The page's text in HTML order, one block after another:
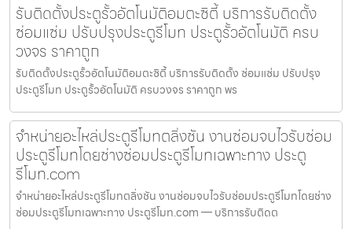
รับติดตั้งประตูรั้วอัตโนมัติอมตะซิตี้ บริการรับติดตั้ง
ซ่อมแซ่ม ปรับปรุงประตูรีโมท ประตูรั้วอัตโนมัติ ครบ
วงจร ราคาถูก
รับติดตั้งประตูรั้วอัตโนมัติอมตะซิตี้ บริการรับติดตั้ง ซ่อมแซ่ม ปรับปรุง
ประตูรีโมท ประตูรั้วอัตโนมัติ ครบวงจร ราคาถูก พร
จำหน่ายอะไหล่ประตูรีโมทตลิ่งชัน งานซ่อมจบไวรับซ่อม
ประตูรีโมทโดยช่างซ่อมประตูรีโมทเฉพาะทาง ประตู
รีโมท.com
จำหน่ายอะไหล่ประตูรีโมทตลิ่งชัน งานซ่อมจบไวรับซ่อมประตูรีโมทโดยช่าง
ซ่อมประตูรีโมทเฉพาะทาง ประตูรีโมท.com — บริการรับติดต